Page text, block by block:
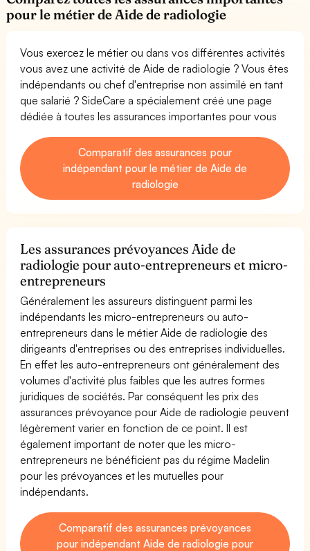
pour le métier de Aide de radiologie
Vous exercez le métier ou dans vos différentes activités
vous avez une activité de Aide de radiologie ? Vous êtes
indépendants ou chef d'entreprise non assimilé en tant
que salarié ? SideCare a spécialement créé une page
dédiée à toutes les assurances importantes pour vous
Comparatif des assurances pour
indépendant pour le métier de Aide de
radiologie
Les assurances prévoyances Aide de
radiologie pour auto-entrepreneurs et micro-
entrepreneurs
Généralement les assureurs distinguent parmi les
indépendants les micro-entrepreneurs ou auto-
entrepreneurs dans le métier Aide de radiologie des
dirigeants d'entreprises ou des entreprises individuelles.
En effet les auto-entrepreneurs ont généralement des
volumes d'activité plus faibles que les autres formes
juridiques de sociétés. Par conséquent les prix des
assurances prévoyance pour Aide de radiologie peuvent
légèrement varier en fonction de ce point. Il est
également important de noter que les micro-
entrepreneurs ne bénéficient pas du régime Madelin
pour les prévoyances et les mutuelles pour
indépendants.
Comparatif des assurances prévoyances
pour indépendant Aide de radiologie pour